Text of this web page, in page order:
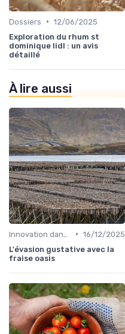
Dossiers • 12/06/2025
Exploration du rhum st
dominique lidl : un avis
détaillé
À lire aussi
• 16/12/2025
L'évasion gustative avec la
fraise oasis